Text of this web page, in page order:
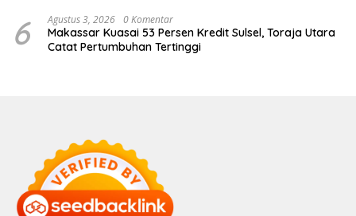
6 Agustus 3, 2026 0 Komentar
Makassar Kuasai 53 Persen Kredit Sulsel, Toraja Utara
Catat Pertumbuhan Tertinggi